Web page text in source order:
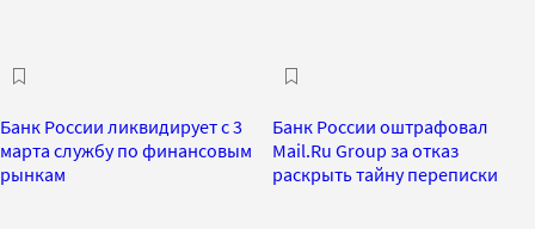
Банк России ликвидирует с 3
марта службу по финансовым
рынкам
Банк России оштрафовал
Mail.Ru Group за отказ
раскрыть тайну переписки